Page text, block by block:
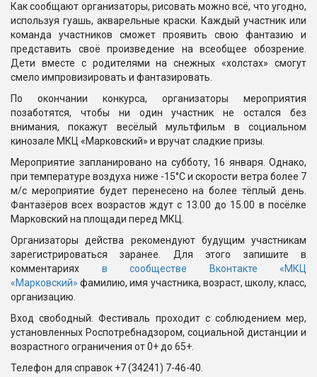
Как сообщают организаторы, рисовать можно всё, что угодно,
используя гуашь, акварельные краски. Каждый участник или
команда участников сможет проявить свою фантазию и
представить своё произведение на всеобщее обозрение.
Дети вместе с родителями на снежных «холстах» смогут
смело импровизировать и фантазировать.
По окончании конкурса, организаторы мероприятия
позаботятся, чтобы ни один участник не остался без
внимания, покажут весёлый мультфильм в социальном
кинозале МКЦ «Марковский» и вручат сладкие призы.
Мероприятие запланировано на субботу, 16 января. Однако,
при температуре воздуха ниже -15°С и скорости ветра более 7
м/с мероприятие будет перенесено на более тёплый день.
Фантазёров всех возрастов ждут с 13.00 до 15.00 в посёлке
Марковский на площади перед МКЦ.
Организаторы действа рекомендуют будущим участникам
зарегистрироваться заранее. Для этого запишите в
комментариях в сообществе Вконтакте «МКЦ
«Марковский» фамилию, имя участника, возраст, школу, класс,
организацию.
Вход свободный. Фестиваль проходит с соблюдением мер,
установленных Роспотребнадзором, социальной дистанции и
возрастного ограничения от 0+ до 65+.
Телефон для справок +7 (34241) 7-46-40.